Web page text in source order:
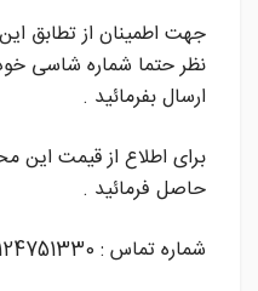
جهت اطمینان از تطابق
نظر حتما شماره شاسی
ارسال بفرمائید .
برای اطلاع از قیمت این
حاصل فرمائید .
شماره تماس : 09124751330 – 02136919310